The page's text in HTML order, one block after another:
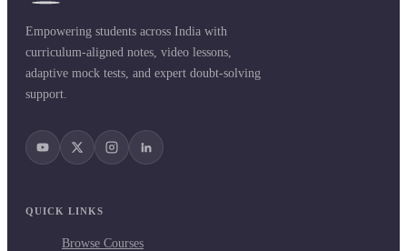
Empowering students across India with
curriculum-aligned notes, video lessons,
adaptive mock tests, and expert doubt-solving
support.
QUICK LINKS
Browse Courses